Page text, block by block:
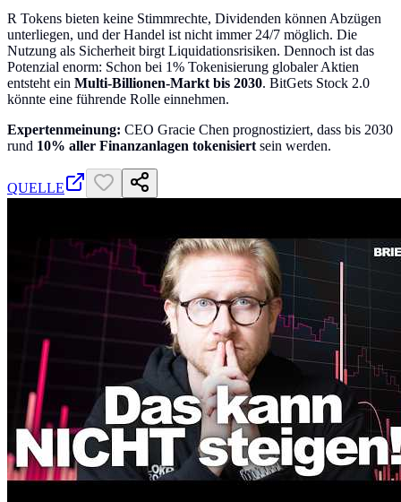
R Tokens bieten keine Stimmrechte, Dividenden können Abzügen
unterliegen, und der Handel ist nicht immer 24/7 möglich. Die
Nutzung als Sicherheit birgt Liquidationsrisiken. Dennoch ist das
Potenzial enorm: Schon bei 1% Tokenisierung globaler Aktien
entsteht ein Multi-Billionen-Markt bis 2030. BitGets Stock 2.0
könnte eine führende Rolle einnehmen.
Expertenmeinung: CEO Gracie Chen prognostiziert, dass bis 2030
rund 10% aller Finanzanlagen tokenisiertsein werden.
QUELLE